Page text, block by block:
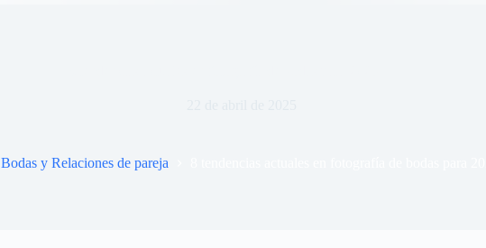
Bodas y Relaciones de pareja